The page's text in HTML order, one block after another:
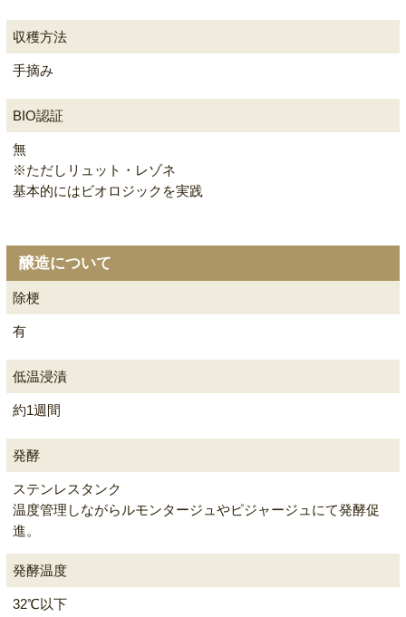
収穫方法
手摘み
BIO認証
無
※ただしリュット・レゾネ
基本的にはビオロジックを実践
醸造について
除梗
有
低温浸漬
約1週間
発酵
ステンレスタンク
温度管理しながらルモンタージュやピジャージュにて発酵促
進。
発酵温度
32℃以下